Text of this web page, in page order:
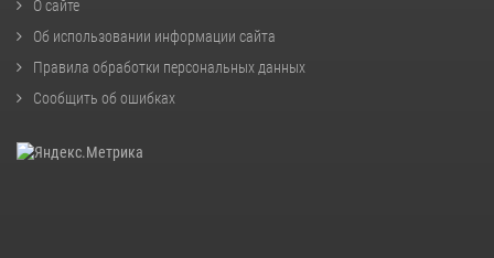
О сайте
Об использовании информации сайта
Правила обработки персональных данных
Сообщить об ошибках